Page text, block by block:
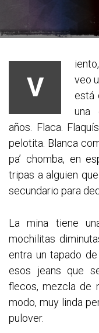
V
veo
está
una
años. Flaca.
pelotita. Blanca
pa’ chomba, en
tripas a alguien
secundario para
La mina tiene
mochilitas
entra un tapado
esos jeans que
flecos, mezcla de
modo, muy linda
pulover.